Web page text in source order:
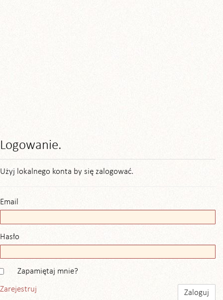
Logowanie.
Użyj lokalnego konta by się zalogować.
Email
Hasło
Zapamiętaj mnie?
Zarejestruj